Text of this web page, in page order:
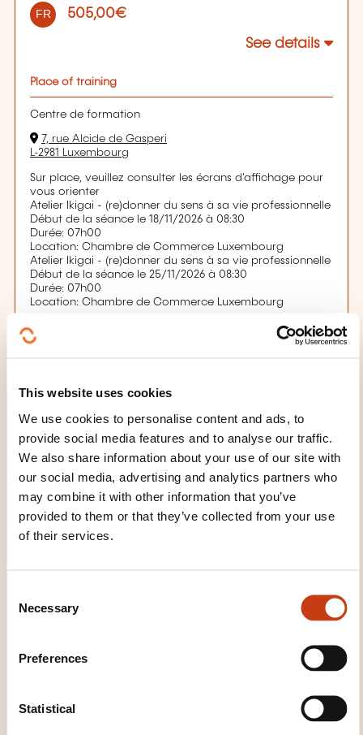
This website uses cookies
We use cookies to personalise content and ads, to
provide social media features and to analyse our traffic.
We also share information about your use of our site with
our social media, advertising and analytics partners who
may combine it with other information that you’ve
provided to them or that they’ve collected from your use
of their services.
Necessary
Preferences
Statistical
FR 505,00€
See details
Place of training
Centre de formation
7, rue Alcide de Gasperi
L-2981 Luxembourg
Sur place, veuillez consulter les écrans d'affichage pour
vous orienter
Atelier Ikigai - (re)donner du sens à sa vie professionnelle
Début de la séance le 18/11/2026 à 08:30
Durée: 07h00
Location: Chambre de Commerce Luxembourg
Atelier Ikigai - (re)donner du sens à sa vie professionnelle
Début de la séance le 25/11/2026 à 08:30
Durée: 07h00
Location: Chambre de Commerce Luxembourg
Registration deadline
WHAT OTHER INFORMATION IS
USEFUL TO KNOW?
Supports interactifs (workbook, diaporama)